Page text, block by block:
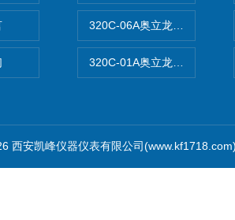
320C-06A奥立龙实验室便携
320C-01A奥立龙实验室便携
西安凯峰仪器仪表有限公司